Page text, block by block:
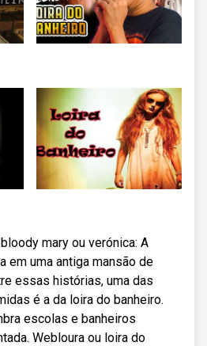
mary ou verónica: A
em uma antiga mansão de
essas histórias, uma das
é a da loira do banheiro.
escolas e banheiros
Webloura ou loira do